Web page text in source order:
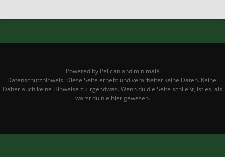
Powered by Pelicanand minimalX
Datenschutzhinweis: Diese Seite erhebt und verarbeitet keine Daten. Keine.
Daher auch keine Hinweise zu irgendwas. Wenn du die Seite schließt, ist es, als
wärst du nie hier gewesen.